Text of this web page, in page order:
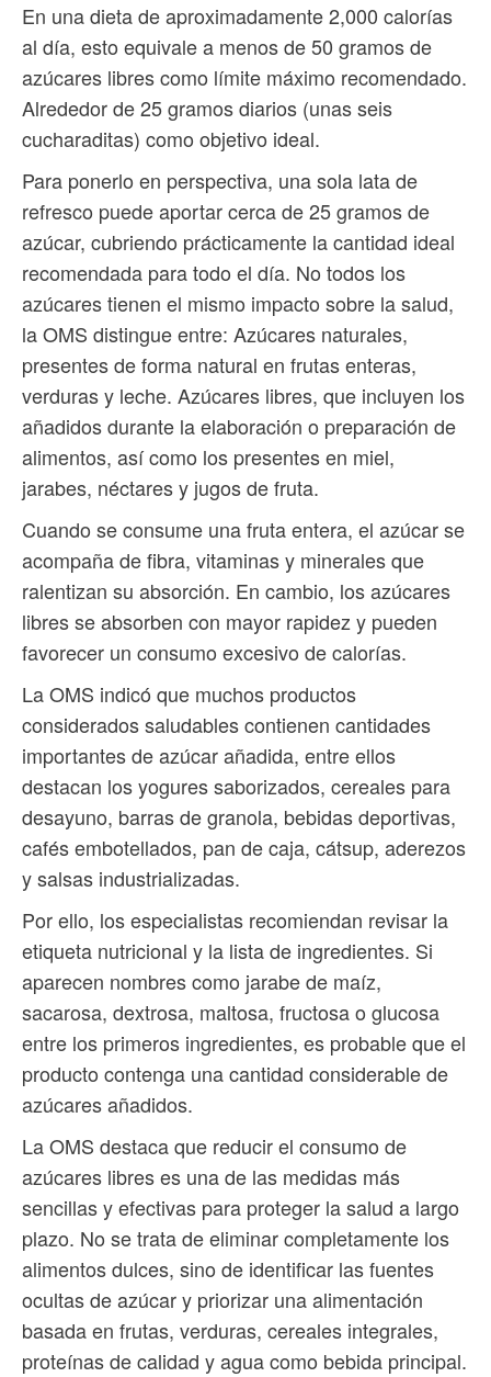
En una dieta de aproximadamente 2,000 calorías
al día, esto equivale a menos de 50 gramos de
azúcares libres como límite máximo recomendado.
Alrededor de 25 gramos diarios (unas seis
cucharaditas) como objetivo ideal.
Para ponerlo en perspectiva, una sola lata de
refresco puede aportar cerca de 25 gramos de
azúcar, cubriendo prácticamente la cantidad ideal
recomendada para todo el día. No todos los
azúcares tienen el mismo impacto sobre la salud,
la OMS distingue entre: Azúcares naturales,
presentes de forma natural en frutas enteras,
verduras y leche. Azúcares libres, que incluyen los
añadidos durante la elaboración o preparación de
alimentos, así como los presentes en miel,
jarabes, néctares y jugos de fruta.
Cuando se consume una fruta entera, el azúcar se
acompaña de fibra, vitaminas y minerales que
ralentizan su absorción. En cambio, los azúcares
libres se absorben con mayor rapidez y pueden
favorecer un consumo excesivo de calorías.
La OMS indicó que muchos productos
considerados saludables contienen cantidades
importantes de azúcar añadida, entre ellos
destacan los yogures saborizados, cereales para
desayuno, barras de granola, bebidas deportivas,
cafés embotellados, pan de caja, cátsup, aderezos
y salsas industrializadas.
Por ello, los especialistas recomiendan revisar la
etiqueta nutricional y la lista de ingredientes. Si
aparecen nombres como jarabe de maíz,
sacarosa, dextrosa, maltosa, fructosa o glucosa
entre los primeros ingredientes, es probable que el
producto contenga una cantidad considerable de
azúcares añadidos.
La OMS destaca que reducir el consumo de
azúcares libres es una de las medidas más
sencillas y efectivas para proteger la salud a largo
plazo. No se trata de eliminar completamente los
alimentos dulces, sino de identificar las fuentes
ocultas de azúcar y priorizar una alimentación
basada en frutas, verduras, cereales integrales,
proteínas de calidad y agua como bebida principal.